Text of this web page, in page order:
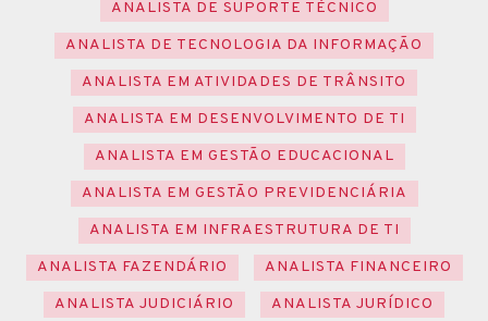
ANALISTA DE SUPORTE TÉCNICO
ANALISTA DE TECNOLOGIA DA INFORMAÇÃO
ANALISTA EM ATIVIDADES DE TRÂNSITO
ANALISTA EM DESENVOLVIMENTO DE TI
ANALISTA EM GESTÃO EDUCACIONAL
ANALISTA EM GESTÃO PREVIDENCIÁRIA
ANALISTA EM INFRAESTRUTURA DE TI
ANALISTA FAZENDÁRIO
ANALISTA FINANCEIRO
ANALISTA JUDICIÁRIO
ANALISTA JURÍDICO